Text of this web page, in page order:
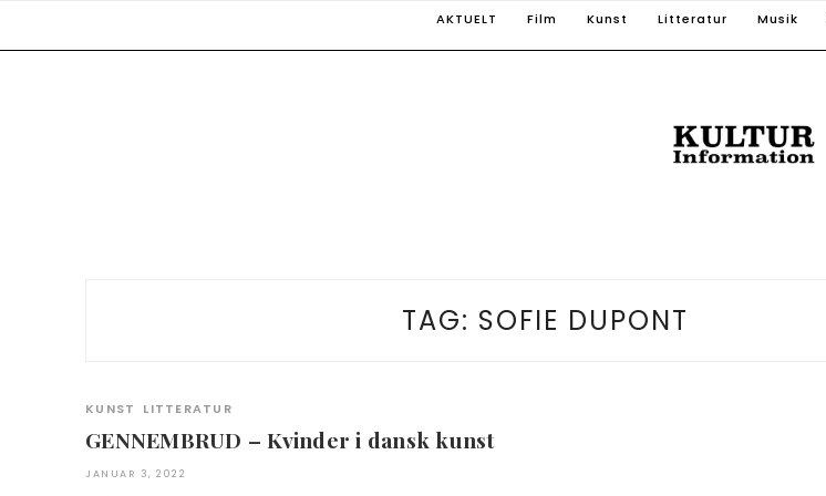
AKTUELT Film Kunst Litteratur Musik
TAG: SOFIE DUPONT
KUNST LITTERATUR
GENNEMBRUD – Kvinder i dansk kunst
JANUAR 3, 2022